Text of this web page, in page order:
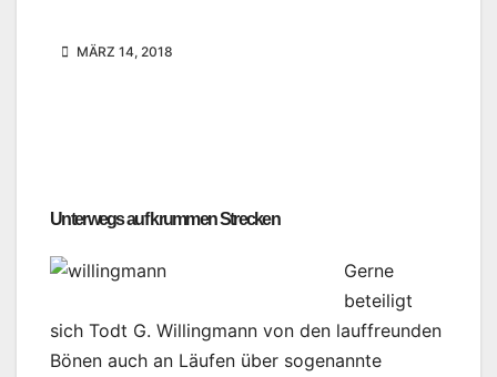
MÄRZ 14, 2018
Unterwegs auf krummen Strecken
Gerne
beteiligt
sich Todt G. Willingmann von den lauffreunden
Bönen auch an Läufen über sogenannte